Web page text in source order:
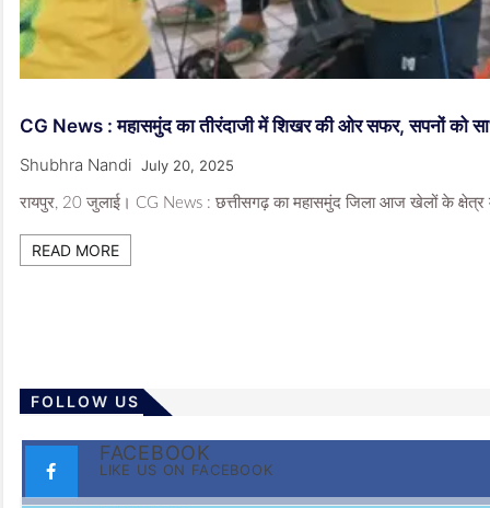
CG News : महासमुंद का तीरंदाजी में शिखर की ओर सफर, सपनों को
Shubhra Nandi July 20, 2025
रायपुर, 20 जुलाई। CG News : छत्तीसगढ़ का महासमुंद जिला आज खेलों के क्षेत्र
READ MORE
FOLLOW US
FACEBOOK
LIKE US ON FACEBOOK